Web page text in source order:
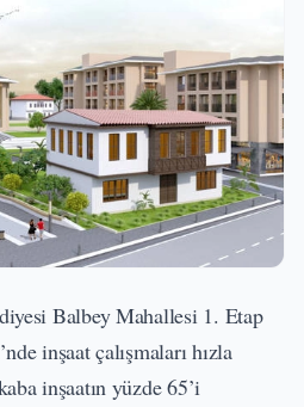
Balbey Mahallesi 1. Etap
inşaat çalışmaları hızla
inşaatın yüzde 65’i